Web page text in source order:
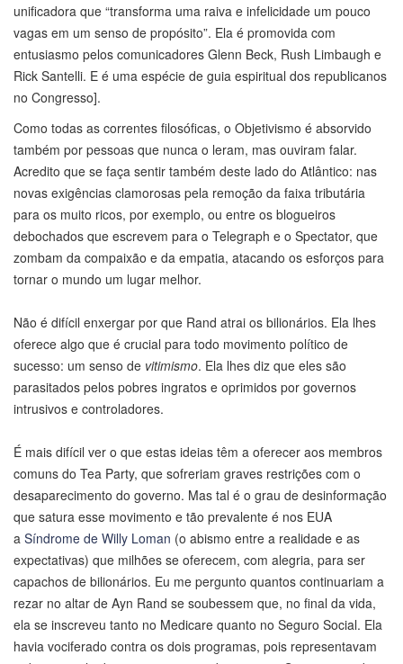
unificadora que “transforma uma raiva e infelicidade um pouco
vagas em um senso de propósito”. Ela é promovida com
entusiasmo pelos comunicadores Glenn Beck, Rush Limbaugh e
Rick Santelli. E é uma espécie de guia espiritual dos republicanos
no Congresso].
Como todas as correntes filosóficas, o Objetivismo é absorvido
também por pessoas que nunca o leram, mas ouviram falar.
Acredito que se faça sentir também deste lado do Atlântico: nas
novas exigências clamorosas pela remoção da faixa tributária
para os muito ricos, por exemplo, ou entre os blogueiros
debochados que escrevem para o Telegraph e o Spectator, que
zombam da compaixão e da empatia, atacando os esforços para
tornar o mundo um lugar melhor.
Não é difícil enxergar por que Rand atrai os bilionários. Ela lhes
oferece algo que é crucial para todo movimento político de
sucesso: um senso de vitimismo. Ela lhes diz que eles são
parasitados pelos pobres ingratos e oprimidos por governos
intrusivos e controladores.
É mais difícil ver o que estas ideias têm a oferecer aos membros
comuns do Tea Party, que sofreriam graves restrições com o
desaparecimento do governo. Mas tal é o grau de desinformação
que satura esse movimento e tão prevalente é nos EUA
a Síndrome de Willy Loman (o abismo entre a realidade e as
expectativas) que milhões se oferecem, com alegria, para ser
capachos de bilionários. Eu me pergunto quantos continuariam a
rezar no altar de Ayn Rand se soubessem que, no final da vida,
ela se inscreveu tanto no Medicare quanto no Seguro Social. Ela
havia vociferado contra os dois programas, pois representavam